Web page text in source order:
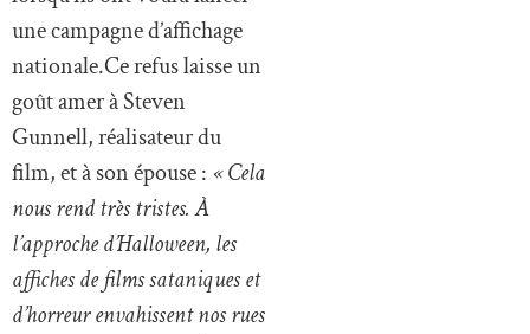
une campagne d’affichage
nationale.Ce refus laisse un
goût amer à Steven
Gunnell, réalisateur du
film, et à son épouse : « Cela
nous rend très tristes. À
l’approche d’Halloween, les
affiches de films sataniques et
d’horreur envahissent nos rues